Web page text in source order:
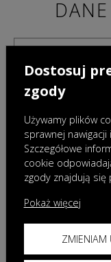
Administratorami danych
Auto Poland sp. z o.o. z
Dostosuj
zgody
Używamy plików
sprawnej
Szczegółowe
cookie
zgody znajdują się
Pokaż więcej
ZMIENIAM